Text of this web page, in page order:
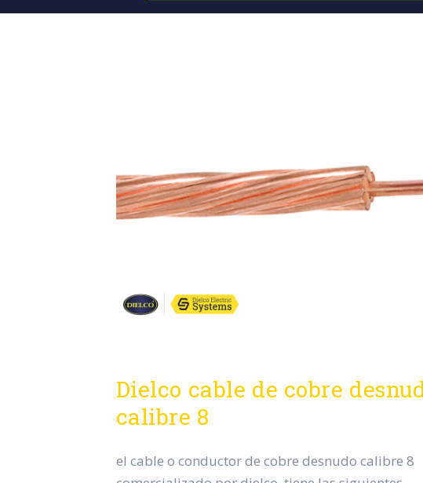
Dielco cable de cobre
calibre 8
el cable o conductor de cobre desnudo calibre 8